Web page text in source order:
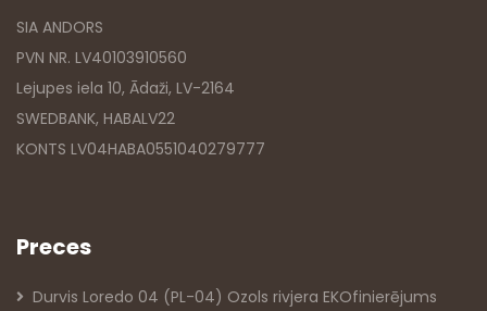
SIA ANDORS
PVN NR. LV40103910560
Lejupes iela 10, Ādaži, LV-2164
SWEDBANK, HABALV22
KONTS LV04HABA0551040279777
Preces
Durvis Loredo 04 (PL-04) Ozols rivjera EKOfinierējums